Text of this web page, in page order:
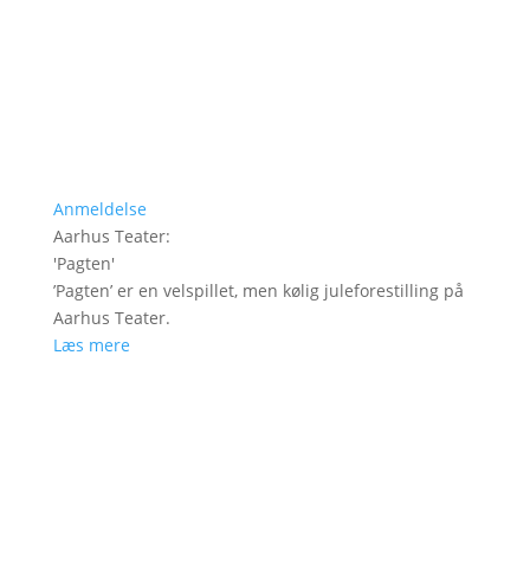
Anmeldelse
Aarhus Teater:
'Pagten'
’Pagten’ er en velspillet, men kølig juleforestilling på
Aarhus Teater.
Læs mere